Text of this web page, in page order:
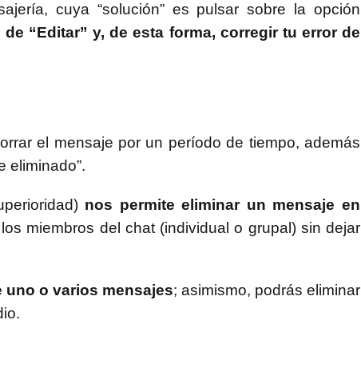
cuya “solución” es pulsar sobre la opción
“Editar” y, de esta forma, corregir tu error de
el mensaje por un período de tiempo, además
eliminado”.
nos permite eliminar un mensaje en
miembros del chat (individual o grupal) sin dejar
uno o varios mensajes; asimismo, podrás eliminar